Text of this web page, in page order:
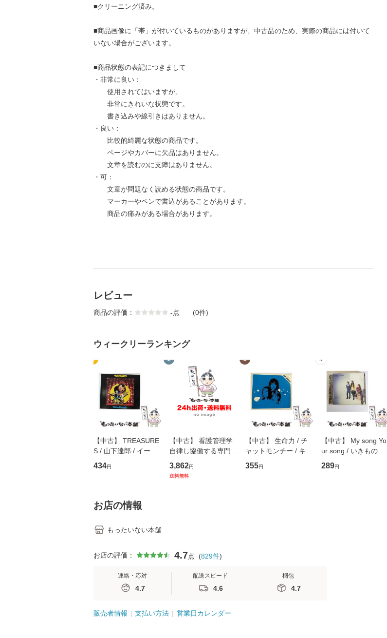
■クリーニング済み。
■商品画像に「帯」が付いているものがありますが、中古品のため、実際の商品には付いて
いない場合がございます。
■商品状態の表記につきまして
・非常に良い：
使用されてはいますが、
非常にきれいな状態です。
書き込みや線引きはありません。
・良い：
比較的綺麗な状態の商品です。
ページやカバーに欠品はありません。
文章を読むのに支障はありません。
・可：
文章が問題なく読める状態の商品です。
マーカーやペンで書込があることがあります。
商品の痛みがある場合があります。
レビュー
商品の評価： -点 (0件)
ウィークリーランキング
1
【中古】 TREASURE
S / 山下達郎 / イース
トウエスト・ジャパン
[CD]【メール便送料無
434円
2
【中古】 看護管理学
自律し協働する専門職
の看護マネジメントス
キル 改訂第3版 (看護
3,862円
送料無料
3
【中古】 生命力 / チ
ャットモンチー / キュ
ーンレコード [CD]
【メール便送料無料】
355円
4
【中古】 My song Yo
ur song / いきものが
かり / [CD]【メール便
送料無料】
289円
お店の情報
もったいない本舗
お店の評価： 4.7点 (829件)
連絡・応対
4.7
配送スピード
4.6
梱包
4.7
販売者情報 支払い方法 営業日カレンダー